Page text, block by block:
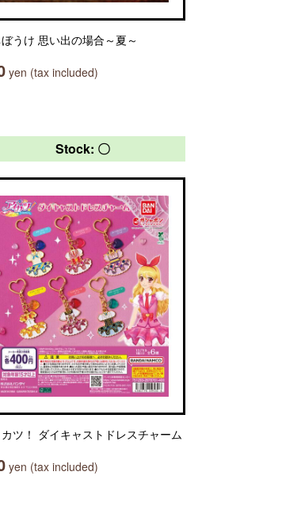
うけ 思い出の場合～夏～
yen (tax included)
Stock: 〇
ツ！ ダイキャストドレスチャーム
yen (tax included)